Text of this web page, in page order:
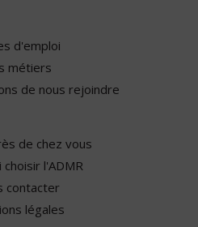
d'emploi
métiers
de nous rejoindre
de chez vous
choisir l'ADMR
contacter
légales